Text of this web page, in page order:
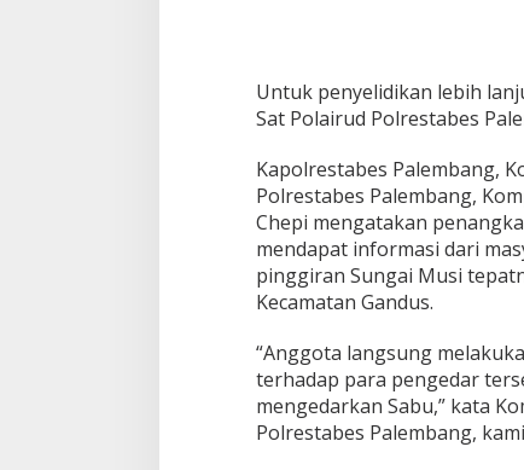
o
l
i
r
u
d
P
o
l
s
a
b
Untuk penyelidikan lebih
Sat Polairud Polrestabes
Kapolrestabes Palembang,
Polrestabes Palembang,
Chepi mengatakan
mendapat informasi dari
pinggiran Sungai Musi
Kecamatan Gandus.
“Anggota langsung
terhadap para pengedar
mengedarkan Sabu,” kata
Polrestabes Palembang,